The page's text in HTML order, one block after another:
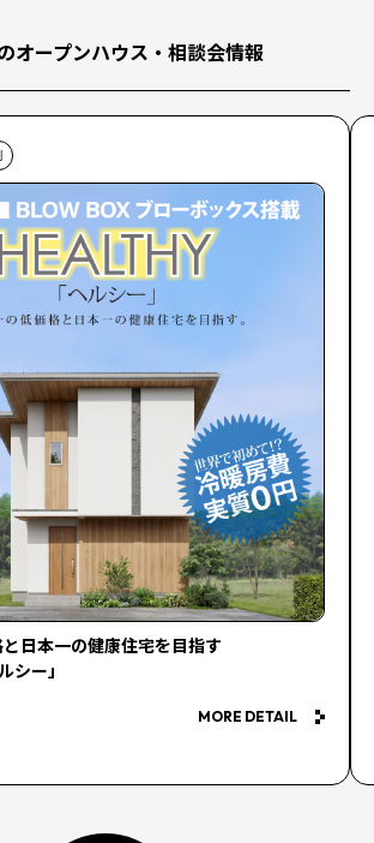
オープンハウス・相談会情報
と日本一の健康住宅を目指す
シー」
MORE DETAIL